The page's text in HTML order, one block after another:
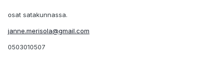
osat satakunnassa.
janne.merisola@gmail.com
0503010507